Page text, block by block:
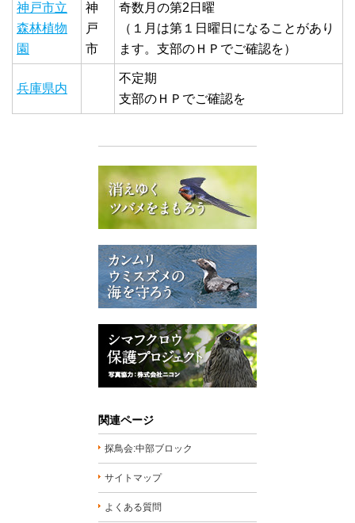
神戸市立
森林植物
園
神
戸
市
奇数月の第2日曜
（１月は第１日曜日になることがあり
ます。支部のＨＰでご確認を）
兵庫県内
不定期
支部のＨＰでご確認を
関連ページ
探鳥会:中部ブロック
サイトマップ
よくある質問